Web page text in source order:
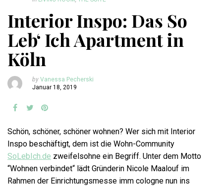
Interior Inspo: Das So
Leb‘ Ich Apartment in
Köln
by Vanessa Pecherski
Januar 18, 2019
Schön, schöner, schöner wohnen? Wer sich mit Interior
Inspo beschäftigt, dem ist die Wohn-Community
SoLebIch.de zweifelsohne ein Begriff. Unter dem Motto
“Wohnen verbindet“ lädt Gründerin Nicole Maalouf im
Rahmen der Einrichtungsmesse imm cologne nun ins